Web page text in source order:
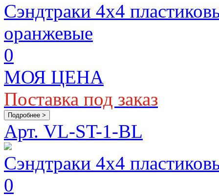
Сэндтраки 4x4
оранжевые
0
МОЯ ЦЕНА
Поставка под заказ
Подробнее >
Арт. VL-ST-1-BL
Сэндтраки 4x4
0